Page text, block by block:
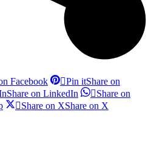
Facebook Pin itShare on
Share on LinkedIn
Share on
Share on XShare on X